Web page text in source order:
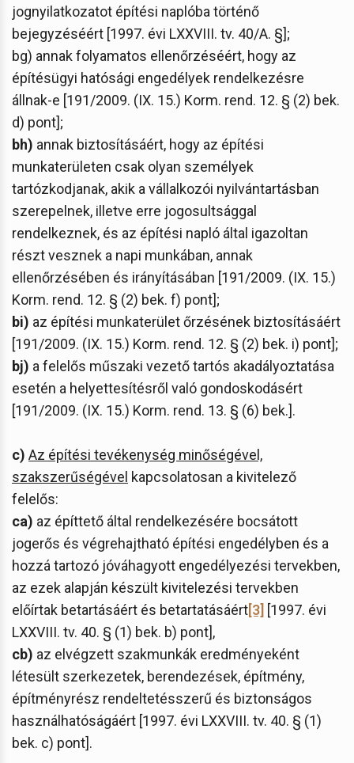
jognyilatkozatot építési naplóba történő
bejegyzéséért [1997. évi LXXVIII. tv. 40/A. §];
bg) annak folyamatos ellenőrzéséért, hogy az
építésügyi hatósági engedélyek rendelkezésre
állnak-e [191/2009. (IX. 15.) Korm. rend. 12. § (2) bek.
d) pont];
bh) annak biztosításáért, hogy az építési
munkaterületen csak olyan személyek
tartózkodjanak, akik a vállalkozói nyilvántartásban
szerepelnek, illetve erre jogosultsággal
rendelkeznek, és az építési napló által igazoltan
részt vesznek a napi munkában, annak
ellenőrzésében és irányításában [191/2009. (IX. 15.)
Korm. rend. 12. § (2) bek. f) pont];
bi) az építési munkaterület őrzésének biztosításáért
[191/2009. (IX. 15.) Korm. rend. 12. § (2) bek. i) pont];
bj) a felelős műszaki vezető tartós akadályoztatása
esetén a helyettesítésről való gondoskodásért
[191/2009. (IX. 15.) Korm. rend. 13. § (6) bek.].
c) Az építési tevékenység minőségével,
szakszerűségével kapcsolatosan a kivitelező
felelős:
ca) az építtető által rendelkezésére bocsátott
jogerős és végrehajtható építési engedélyben és a
hozzá tartozó jóváhagyott engedélyezési tervekben,
az ezek alapján készült kivitelezési tervekben
előírtak betartásáért és betartatásáért[3] [1997. évi
LXXVIII. tv. 40. § (1) bek. b) pont],
cb) az elvégzett szakmunkák eredményeként
létesült szerkezetek, berendezések, építmény,
építményrész rendeltetésszerű és biztonságos
használhatóságáért [1997. évi LXXVIII. tv. 40. § (1)
bek. c) pont].